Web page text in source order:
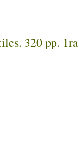
320 pp.